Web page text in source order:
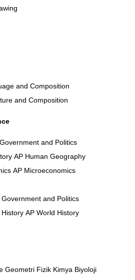
and Composition
and Composition
and Politics
AP Human Geography
AP Microeconomics
and Politics
AP World History
Geometri Fizik Kimya Biyoloji